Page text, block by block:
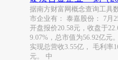
据南方财富网概念查询工具
市企业有： 泰嘉股份： 7月
开盘报价20.58元，收盘于
9.07%，总市值为56.92亿元
实现总营收3.55亿， 毛利率
元。 中